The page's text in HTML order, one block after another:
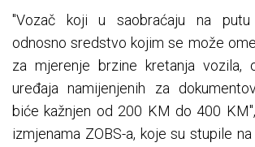
"Vozač koji u saobraćaju na putu
odnosno sredstvo kojim se može
za mjerenje brzine kretanja vozila,
uređaja namijenjenih za
biće kažnjen od 200 KM do 400
izmjenama ZOBS-a, koje su stupile